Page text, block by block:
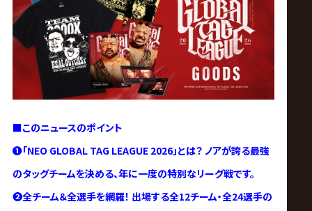
ス
リ
ン
グ・
ノ
■このニュースのポイント
❶「NEO GLOBAL TAG LEAGUE 2026」とは？ ノアが誇る最強
のタッグチームを決める、年に一度の特別なリーグ戦です。
❷全チーム＆全選手を網羅！ 出場する全12チーム・全24選手の